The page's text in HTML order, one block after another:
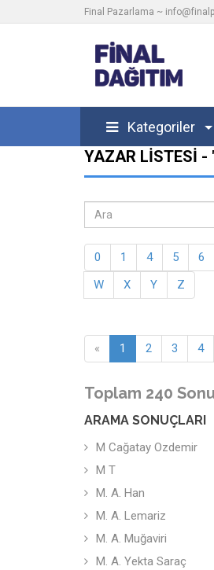
Final Pazarlama ~
Kategoriler
YAZAR LISTESI -
0 1 4 5 6
W
X Y Z
« 1 2 3 4
Toplam 240
ARAMA SONUÇLARI
M Cağatay Ozdemir
M T
M. A. Han
M. A. Lemariz
M. A. Muğaviri
M. A. Yekta Saraç